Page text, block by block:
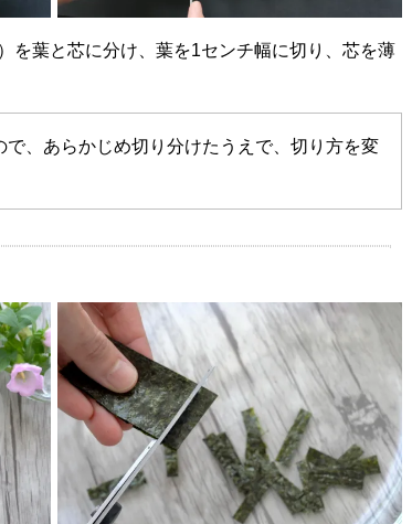
、あらかじめ切り分けたうえで、切り方を変